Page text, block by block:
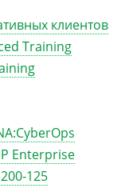
клиентов
Training
Enterprise
125